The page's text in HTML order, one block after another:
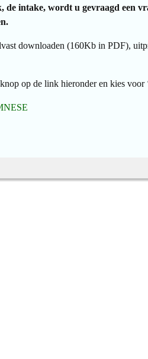
de intake, wordt u gevraagd een
downloaden (160Kb in PDF),
op de link hieronder en kies voor